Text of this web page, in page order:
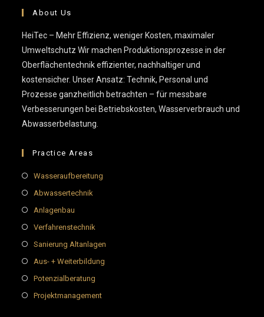
About Us
HeiTec – Mehr Effizienz, weniger Kosten, maximaler
Umweltschutz Wir machen Produktionsprozesse in der
Oberflächentechnik effizienter, nachhaltiger und
kostensicher. Unser Ansatz: Technik, Personal und
Prozesse ganzheitlich betrachten – für messbare
Verbesserungen bei Betriebskosten, Wasserverbrauch und
Abwasserbelastung.
Practice Areas
Wasseraufbereitung
Abwassertechnik
Anlagenbau
Verfahrenstechnik
Sanierung Altanlagen
Aus- + Weiterbildung
Potenzialberatung
Projektmanagement